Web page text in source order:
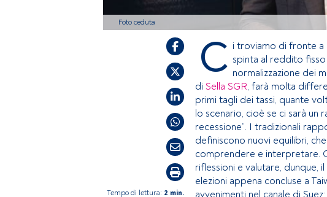
Foto ceduta
Tempo di lettura: 2 min.
C i troviamo di fronte a
spinta al reddito fisso
normalizzazione dei
di Sella SGR, farà molta
primi tagli dei tassi, quante
lo scenario, cioè se ci sarà un
recessione”. I tradizionali
definiscono nuovi equilibri,
comprendere e interpretare.
riflessioni e valutare, dunque,
elezioni appena concluse a
avvenimenti nel canale di